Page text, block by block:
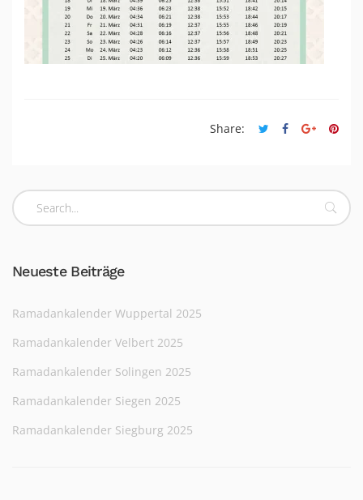
Share:
Neueste Beiträge
Ramadankalender Wuppertal 2025
Ramadankalender Velbert 2025
Ramadankalender Solingen 2025
Ramadankalender Siegen 2025
Ramadankalender Siegburg 2025